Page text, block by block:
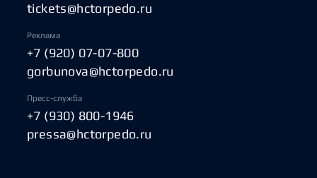
tickets@hctorpedo.ru
Реклама
+7 (920) 07-07-800
gorbunova@hctorpedo.ru
Пресс-служба
+7 (930) 800-1946
pressa@hctorpedo.ru